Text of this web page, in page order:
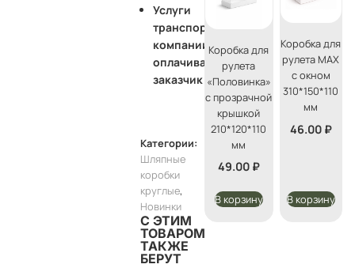
Услуги
транспортной
компании
оплачивает
заказчик
Категории:
Шляпные
коробки
круглые,
Новинки
С ЭТИМ
ТОВАРОМ
ТАКЖЕ
БЕРУТ
Коробка для
рулета
«Половинка»
с прозрачной
крышкой
210*120*110
мм
49.00 ₽
В корзину
Коробка для
рулета MAX
с окном
310*150*110
мм
46.00 ₽
В корзину